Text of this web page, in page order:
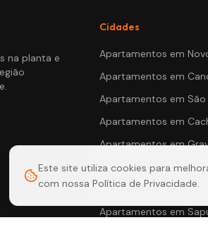
na planta e
Cidades
Apartamentos em
Apartamentos em
Apartamentos em
Apartamentos em
Apartamentos em
Apartamentos em
Apartamentos em
Apartamentos em
Este site utiliza cookies para
com nossa Política de Privacidade.